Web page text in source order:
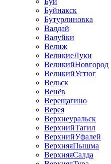
Буйнакск
Бутурлиновка
Валдай
Валуйки
Велиж
ВеликиеЛуки
ВеликийНовгород
ВеликийУстюг
Вельск
Венёв
Верещагино
Верея
Верхнеуральск
ВерхнийТагил
ВерхнийУфалей
ВерхняяПышма
ВерхняяСалда